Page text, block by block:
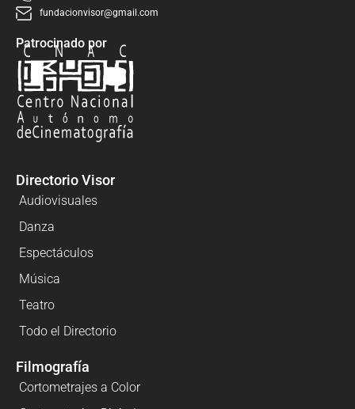
fundacionvisor@gmail.com
Patrocinado por
Directorio Visor
Audiovisuales
Danza
Espectáculos
Música
Teatro
Todo el Directorio
Filmografía
Cortometrajes a Color